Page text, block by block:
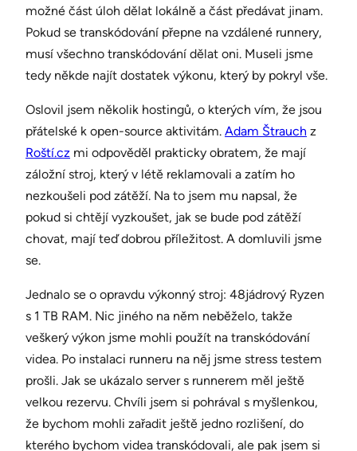
možné část úloh dělat lokálně a část předávat jinam.
Pokud se transkódování přepne na vzdálené runnery,
musí všechno transkódování dělat oni. Museli jsme
tedy někde najít dostatek výkonu, který by pokryl vše.
Oslovil jsem několik hostingů, o kterých vím, že jsou
přátelské k open-source aktivitám. Adam Štrauch z
Roští.cz mi odpověděl prakticky obratem, že mají
záložní stroj, který v létě reklamovali a zatím ho
nezkoušeli pod zátěží. Na to jsem mu napsal, že
pokud si chtějí vyzkoušet, jak se bude pod zátěží
chovat, mají teď dobrou příležitost. A domluvili jsme
se.
Jednalo se o opravdu výkonný stroj: 48jádrový Ryzen
s 1 TB RAM. Nic jiného na něm neběželo, takže
veškerý výkon jsme mohli použít na transkódování
videa. Po instalaci runneru na něj jsme stress testem
prošli. Jak se ukázalo server s runnerem měl ještě
velkou rezervu. Chvíli jsem si pohrával s myšlenkou,
že bychom mohli zařadit ještě jedno rozlišení, do
kterého bychom videa transkódovali, ale pak jsem si